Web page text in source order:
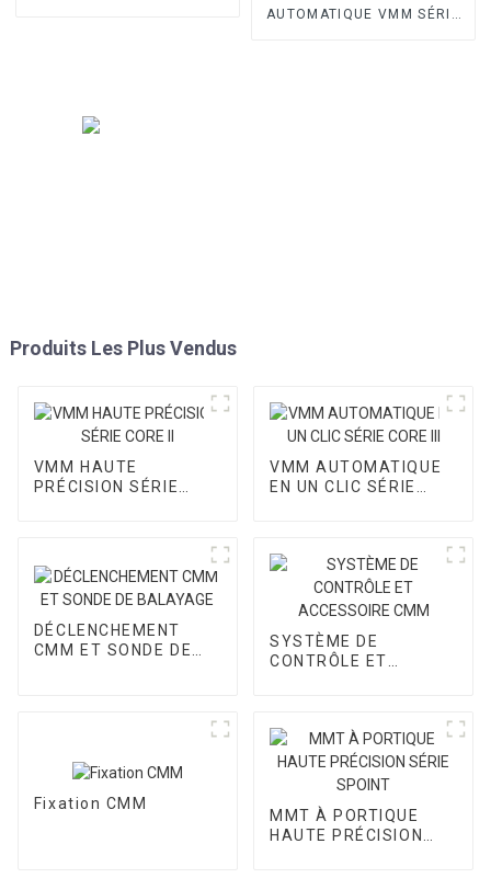
AUTOMATIQUE VMM SÉRIE
Produits Les Plus Vendus
VMM HAUTE
PRÉCISION SÉRIE
VMM AUTOMATIQUE
EN UN CLIC SÉRIE
DÉCLENCHEMENT
CMM ET SONDE DE
SYSTÈME DE
CONTRÔLE ET
Fixation CMM
MMT À PORTIQUE
HAUTE PRÉCISION